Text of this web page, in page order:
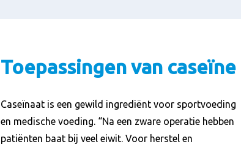
Toepassingen van caseïne
Caseïnaat is een gewild ingrediënt voor sportvoeding
en medische voeding. “Na een zware operatie hebben
patiënten baat bij veel eiwit. Voor herstel en